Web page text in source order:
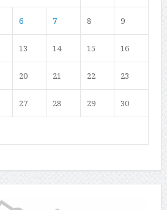
6 7 8 9
13 14 15 16
20 21 22 23
27 28 29 30